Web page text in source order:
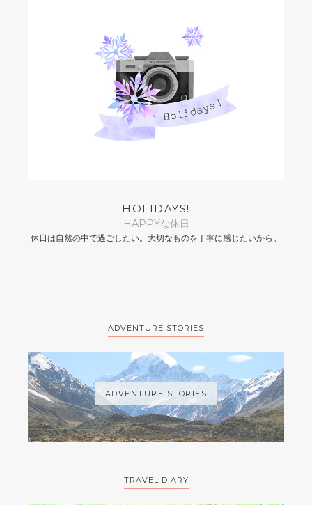
HOLIDAYS!
HAPPYな休日
休日は自然の中で過ごしたい。大切なものを丁寧に感じたいから。
ADVENTURE STORIES
ADVENTURE STORIES
TRAVEL DIARY